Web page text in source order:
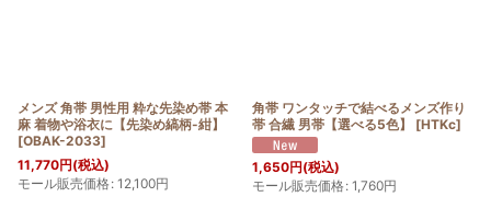
メンズ 角帯 男性用 粋な先染め帯 本
麻 着物や浴衣に【先染め縞柄-紺】
[OBAK-2033]
11,770円(税込)
モール販売価格: 12,100円
角帯 ワンタッチで結べるメンズ作り
帯 合繊 男帯【選べる5色】
[HTKc]
1,650円(税込)
モール販売価格: 1,760円